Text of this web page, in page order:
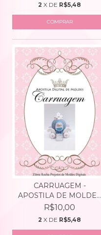
2 X DE R$5,48
CARRUAGEM -
APOSTILA DE MOLDES
DIGITAIS...
R$10,00
2 X DE R$5,48